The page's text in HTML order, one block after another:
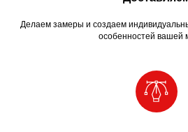
Делаем замеры и создаем
особенностей вашей